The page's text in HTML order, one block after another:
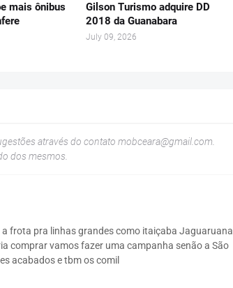
mais ônibus
Gilson Turismo adquire DD
2018 da Guanabara
July 09, 2026
através do contato mobceara@gmail.com.
dos mesmos.
frota pra linhas grandes como itaiçaba Jaguaruana
comprar vamos fazer uma campanha senão a São
acabados e tbm os comil